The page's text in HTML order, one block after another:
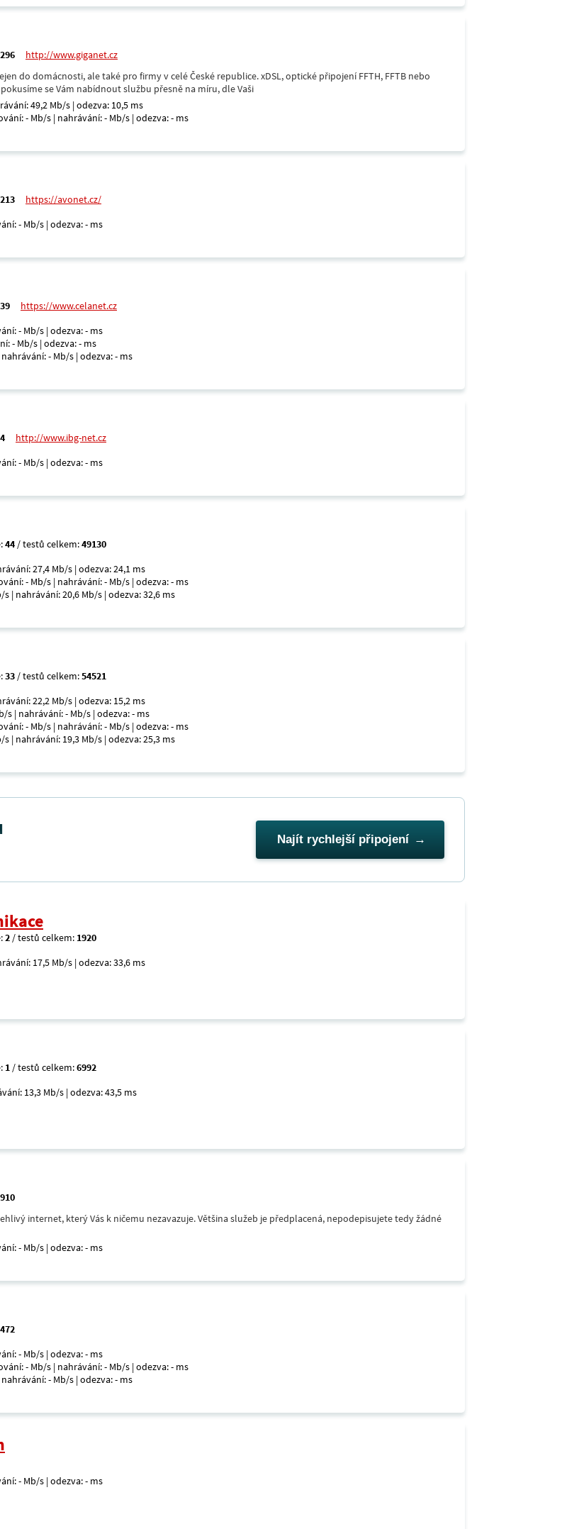
296
http://www.giganet.cz
do domácnosti, ale také pro firmy v celé České republice. xDSL, optické připojení FFTH, FFTB nebo
se Vám nabídnout službu přesně na míru, dle Vaši
49,2 Mb/s | odezva: 10,5 ms
- Mb/s | nahrávání: - Mb/s | odezva: - ms
213
https://avonet.cz/
- Mb/s | odezva: - ms
39
https://www.celanet.cz
- Mb/s | odezva: - ms
- Mb/s | odezva: - ms
- Mb/s | odezva: - ms
4
http://www.ibg-net.cz
- Mb/s | odezva: - ms
44 / testů celkem:49130
27,4 Mb/s | odezva: 24,1 ms
- Mb/s | nahrávání: - Mb/s | odezva: - ms
s | nahrávání: 20,6 Mb/s | odezva: 32,6 ms
33 / testů celkem:54521
22,2 Mb/s | odezva: 15,2 ms
s | nahrávání: - Mb/s | odezva: - ms
- Mb/s | nahrávání: - Mb/s | odezva: - ms
s | nahrávání: 19,3 Mb/s | odezva: 25,3 ms
Najít rychlejší připojení
2 / testů celkem: 1920
17,5 Mb/s | odezva: 33,6 ms
1 / testů celkem:6992
13,3 Mb/s | odezva: 43,5 ms
910
internet, který Vás k ničemu nezavazuje. Většina služeb je předplacená, nepodepisujete tedy žádné
- Mb/s | odezva: - ms
472
- Mb/s | odezva: - ms
- Mb/s | nahrávání: - Mb/s | odezva: - ms
- Mb/s | odezva: - ms
- Mb/s | odezva: - ms